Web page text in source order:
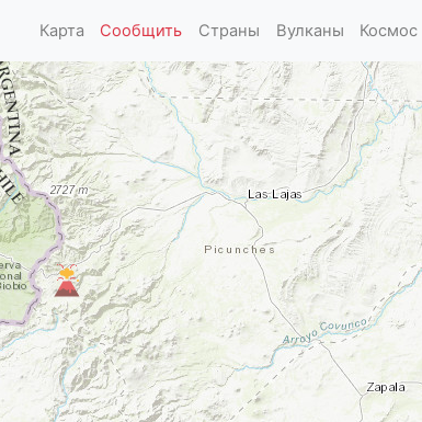
Карта Сообщить Страны Вулканы Космос